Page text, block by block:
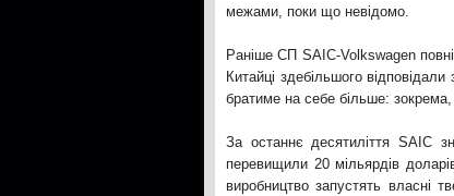
межами, поки що невідомо.
Раніше СП SAIC-Volkswagen
Китайці здебільшого
братиме на себе більше:
За останнє десятиліття SAIC
перевищили 20 мільярдів
виробництво запустять власні